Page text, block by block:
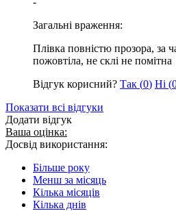
Загальні враження:
Плівка повністю прозора, за
пожовтіла, не склі не помітна
Відгук корисний? Так (0) Ні (
Показати всі відгуки
Додати відгук
Ваша оцінка:
Досвід використання:
Більше року
Менш за місяць
Кілька місяців
Кілька днів